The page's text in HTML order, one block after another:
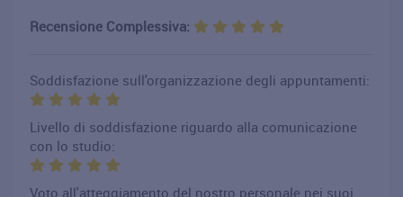
Recensione Complessiva:
Soddisfazione sull'organizzazione degli appuntamenti:
Livello di soddisfazione riguardo alla comunicazione
con lo studio:
Voto all'atteggiamento del nostro personale nei suoi